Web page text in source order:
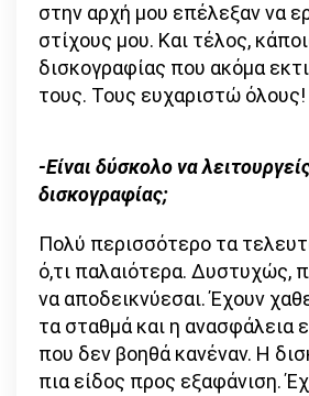
στην αρχή μου επέλεξαν να
στίχους μου. Και τέλος,
δισκογραφίας που ακόμα
τους. Τους ευχαριστώ όλους!
-Είναι δύσκολο να
δισκογραφίας;
Πολύ περισσότερο τα
ό,τι παλαιότερα. Δυστυχώς,
να αποδεικνύεσαι. Έχουν
τα σταθμά και η ανασφάλεια
που δεν βοηθά κανέναν. Η
πια είδος προς εξαφάνιση.